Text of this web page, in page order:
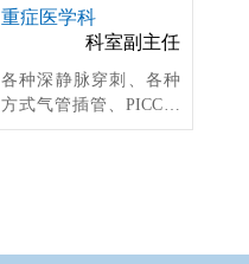
重症医学科
科室副主任
各种深静脉穿刺、各种
方式气管插管、PICC安
置监测、动脉穿刺、胸
量吸氧机运用、重症超